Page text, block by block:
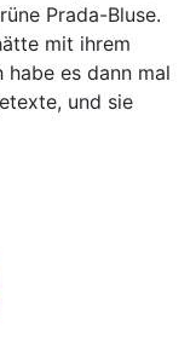
Prada-Bluse.
mit ihrem
es dann mal
und sie